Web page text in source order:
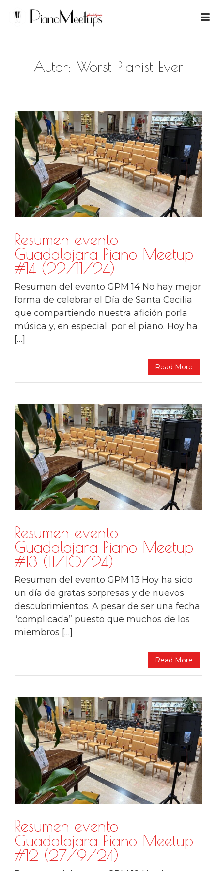
Autor: Worst Pianist Ever
Resumen evento
Guadalajara Piano Meetup
#14 (22/11/24)
Resumen del evento GPM 14 No hay mejor
forma de celebrar el Día de Santa Cecilia
que compartiendo nuestra afición porla
música y, en especial, por el piano. Hoy ha
[…]
Read More
Resumen evento
Guadalajara Piano Meetup
#13 (11/10/24)
Resumen del evento GPM 13 Hoy ha sido
un día de gratas sorpresas y de nuevos
descubrimientos. A pesar de ser una fecha
“complicada” puesto que muchos de los
miembros […]
Read More
Resumen evento
Guadalajara Piano Meetup
#12 (27/9/24)